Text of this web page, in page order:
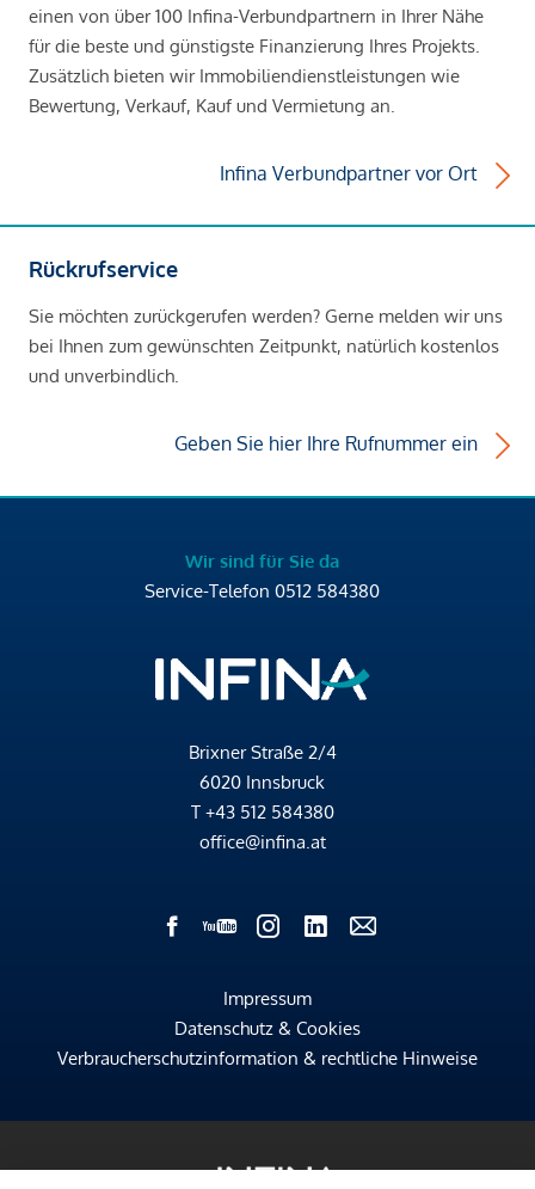
einen von über 100 Infina-Verbundpartnern in Ihrer Nähe
für die beste und günstigste Finanzierung Ihres Projekts.
Zusätzlich bieten wir Immobiliendienstleistungen wie
Bewertung, Verkauf, Kauf und Vermietung an.
Infina Verbundpartner vor Ort
Rückrufservice
Sie möchten zurückgerufen werden? Gerne melden wir uns
bei Ihnen zum gewünschten Zeitpunkt, natürlich kostenlos
und unverbindlich.
Geben Sie hier Ihre Rufnummer ein
Wir sind für Sie da
Service-Telefon 0512 584380
Brixner Straße 2/4
6020 Innsbruck
T +43 512 584380
office@infina.at
Impressum
Datenschutz & Cookies
Verbraucherschutzinformation & rechtliche Hinweise